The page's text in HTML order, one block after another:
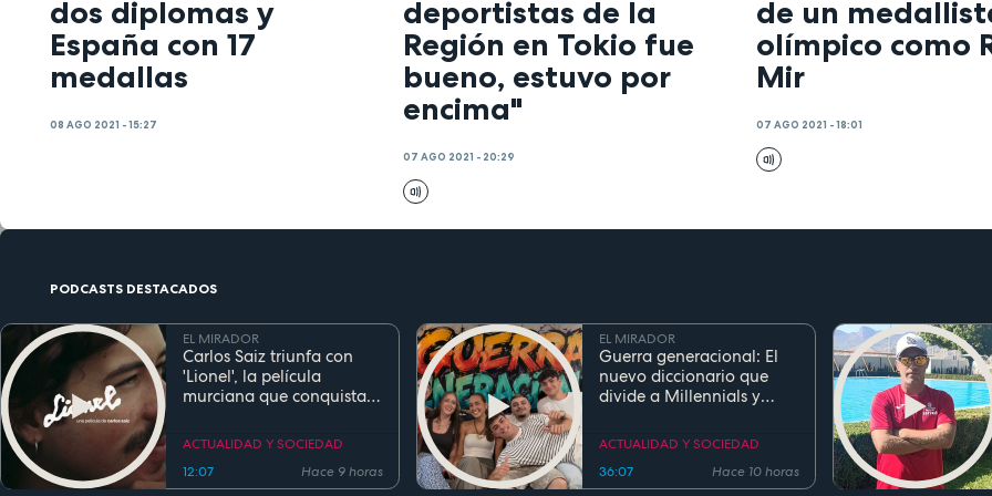
dos diplomas y
España con 17
medallas
08 AGO 2021 - 15:27
deportistas de la
Región en Tokio fue
bueno, estuvo por
encima"
07 AGO 2021 - 20:29
de un
olímpico como
Mir
07 AGO 2021 - 18:01
PODCASTS DESTACADOS
EL MIRADOR
Carlos Saiz triunfa con
'Lionel', la película
murciana que conquista
estreno
ACTUALIDAD Y SOCIEDAD
12:07
Hace 9 horas
EL MIRADOR
Guerra generacional: El
nuevo diccionario que
divide a Millennials y
ACTUALIDAD Y SOCIEDAD
36:07
Hace 10 horas